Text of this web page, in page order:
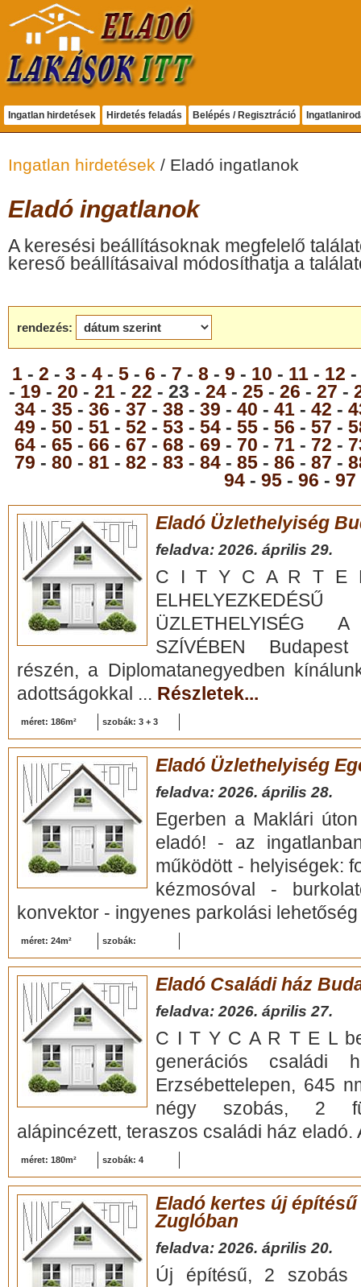
Ingatlan hirdetések Hirdetés feladás Belépés / Regisztráció
Ingatlan hirdetések / Eladó ingatlanok
Eladó ingatlanok
A keresési beállításoknak megfelelő
kereső beállításaival módosíthatja a
rendezés:
1 - 2 - 3 - 4 - 5 - 6 - 7 - 8 - 9 - 10 - 11 - 12 -
- 19 - 20 - 21 - 22 - 23 - 24 - 25 - 26 - 27 -
34 - 35 - 36 - 37 - 38 - 39 - 40 - 41 - 42 -
49 - 50 - 51 - 52 - 53 - 54 - 55 - 56 - 57 -
64 - 65 - 66 - 67 - 68 - 69 - 70 - 71 - 72 -
79 - 80 - 81 - 82 - 83 - 84 - 85 - 86 - 87 -
94 - 95 - 96 - 97
Eladó Üzlethelyiség
feladva: 2026. április 29.
C I T Y C A R T E L
ÜZLETHELYISÉG A
SZÍVÉBEN
részén, a Diplomatanegyedben
adottságokkal ... Részletek...
méret: 186m² szobák: 3 + 3
Eladó Üzlethelyiség
feladva: 2026. április 28.
Egerben a Maklári
eladó! - az
működött - helyiségek:
kézmosóval -
konvektor - ingyenes parkolási
méret: 24m² szobák:
Eladó Családi ház
feladva: 2026. április 27.
C I T Y C A R T E L
generációs családi
Erzsébettelepen, 645
négy szobás, 2
alápincézett, teraszos családi ház eladó.
méret: 180m² szobák: 4
Eladó kertes új
Zuglóban
feladva: 2026. április 20.
Új építésű, 2 szobás